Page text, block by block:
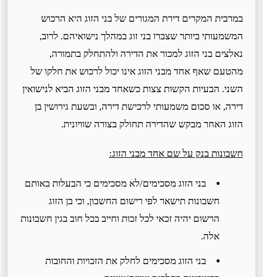
במרבית המקרים דירת המגורים של בני הזוג היא הרכוש
המשמעותי ביותר שצברו בני זוג במהלך נישואיהם. לרוב,
נאלצים בני הזוג למכור את הדירה ולהתחלק בתמורה,
מהטעם שאף אחד מבני הזוג אינו יכול לרכוש את חלקו של
השני. הבעיות הקשות צצות כשאחד מבני הזוג הביא לנישואין
דירה, או סכום משמעותי לרכישת דירה, ובשעת גירושין בן
הזוג האחר מבקש שהדירה תחולק בצורה שוויונית.
חשבונות בנק על שם אחד מבני הזוג:
בני הזוג מסכימים/לא מסכימים כי הבעלות באותם
חשבונות תישאר לפי רישום החשבון, וכי בן הזוג
הרשום יהיה זכאי לכל זכות וחייב בכל חוב בגין חשבונות
אלה.
בני הזוג מסכימים לחלק את הזכויות והחובות